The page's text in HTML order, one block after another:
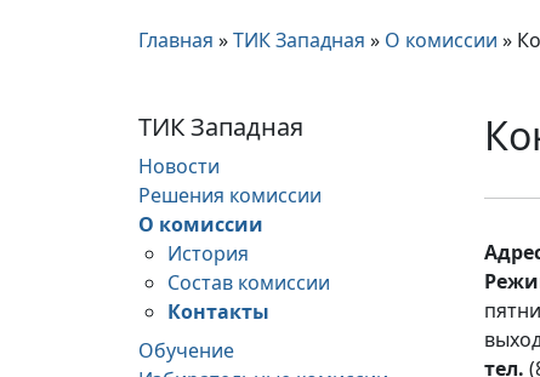
Главная »ТИК Западная » О комиссии »
ТИК Западная
Новости
Решения комиссии
О комиссии
История
Состав комиссии
Контакты
Обучение
тел.